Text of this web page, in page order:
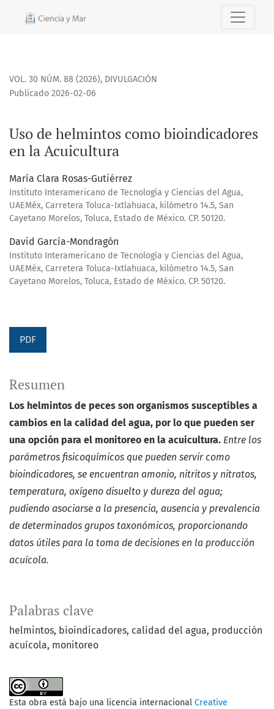
Uso de helmintos como bioindicadores en la Acuicultura
VOL. 30 NÚM. 88 (2026), DIVULGACIÓN
Uso de helmintos como bioindicadores
en la Acuicultura
Publicado 2026-02-06
María Clara Rosas-Gutiérrez
Instituto Interamericano de Tecnología y Ciencias del Agua,
UAEMéx, Carretera Toluca-Ixtlahuaca, kilómetro 14.5, San
Cayetano Morelos, Toluca, Estado de México. CP. 50120.
David García-Mondragón
Instituto Interamericano de Tecnología y Ciencias del Agua,
UAEMéx, Carretera Toluca-Ixtlahuaca, kilómetro 14.5, San
Cayetano Morelos, Toluca, Estado de México. CP. 50120.
PDF
Palabras clave
helmintos bioindicadores calidad del agua producción
acuícola monitoreo
Resumen
Los helmintos de peces son organismos susceptibles a
cambios en la calidad del agua, por lo que pueden ser
una opción para el monitoreo en la acuicultura. Entre los
parámetros fisicoquímicos que pueden servircomo
bioindicadores, se encuentran amonio, nitritos y nitratos,
temperatura, oxígeno disuelto y dureza del agua;
pudiendo asociarse a la presencia, ausencia y prevalencia
de determinados grupos taxonómicos, proporcionando
datos útiles para la toma de decisiones en la producción
acuícola.
Esta obra está bajo una licencia internacional Creative